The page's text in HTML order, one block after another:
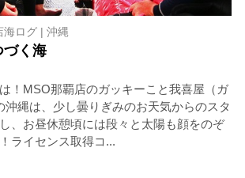
海ログ| 沖縄
づく海
！MSO那覇店のガッキーこと我喜屋（ガ
沖縄は、少し曇りぎみのお天気からのスタ
、お昼休憩頃には段々と太陽も顔をのぞ
ライセンス取得コ...